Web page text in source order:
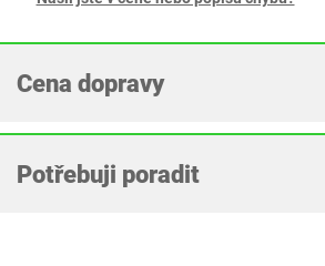
Cena dopravy
Potřebuji poradit